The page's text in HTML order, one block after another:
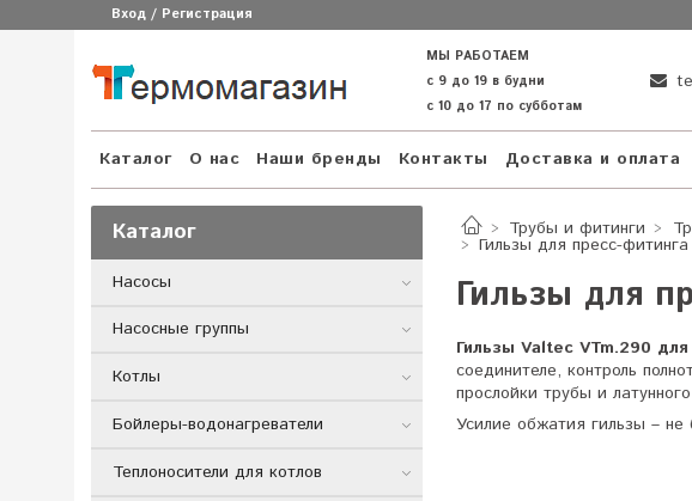
Вход / Регистрация
МЫ РАБОТАЕМ
с 9 до 19 в будни
с 10 до 17 по субботам
Каталог О нас Наши бренды Контакты Доставка и оплата
Трубы и фитинги
Гильзы для пресс-
Гильзы для
Гильзы Valtec VTm.290
соединителе, контроль
прослойки трубы и
Усилие обжатия гильзы –
Каталог
Насосы
Насосные группы
Котлы
Бойлеры-водонагреватели
Теплоносители для котлов